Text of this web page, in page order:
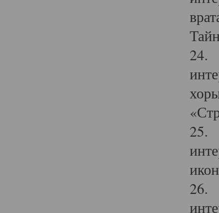
24.
25.
26.